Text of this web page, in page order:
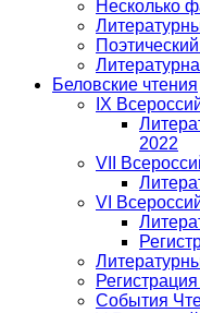
Несколько
Беловские чтения
IX
2022
VII
VI
События